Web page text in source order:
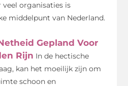
veel organisaties is
middelpunt van Nederland.
Gepland Voor
Rijn In de hectische
kan het moeilijk zijn om
schoon en